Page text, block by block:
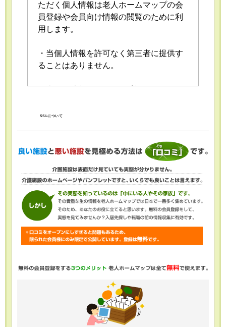
ただく個人情報は老人ホームマップの会
員登録や会員向け情報の閲覧のために利
用します。
・当個人情報を許可なく第三者に提供す
ることはありません。
おける個人情報の安全管理が図られるよ
・当個人情報の利用目的の通知、開示、
内容の訂正・追加または削除、利用の停
止・消去および第三者への提供の停止
（「開示等」といいます。）を受け付け
ております。開示等の求めは、以下の
「個人情報苦情及び相談窓口」で受け付
けます。
最適なご回答ができない場合がありま
・当ホームページではご利用状況の統計
調査のためクッキー等を用いております
SSLについて